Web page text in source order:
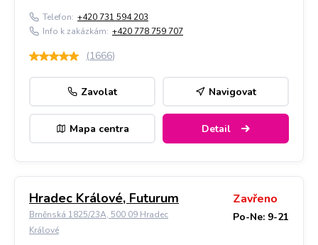
Telefon: +420 731 594 203
Info k zakázkám: +420 778 759 707
(1666)
Zavolat Navigovat
Mapa centra Detail
Hradec Králové, Futurum
Brněnská 1825/23A, 500 09 Hradec
Králové
Zavřeno
Po-Ne: 9-21